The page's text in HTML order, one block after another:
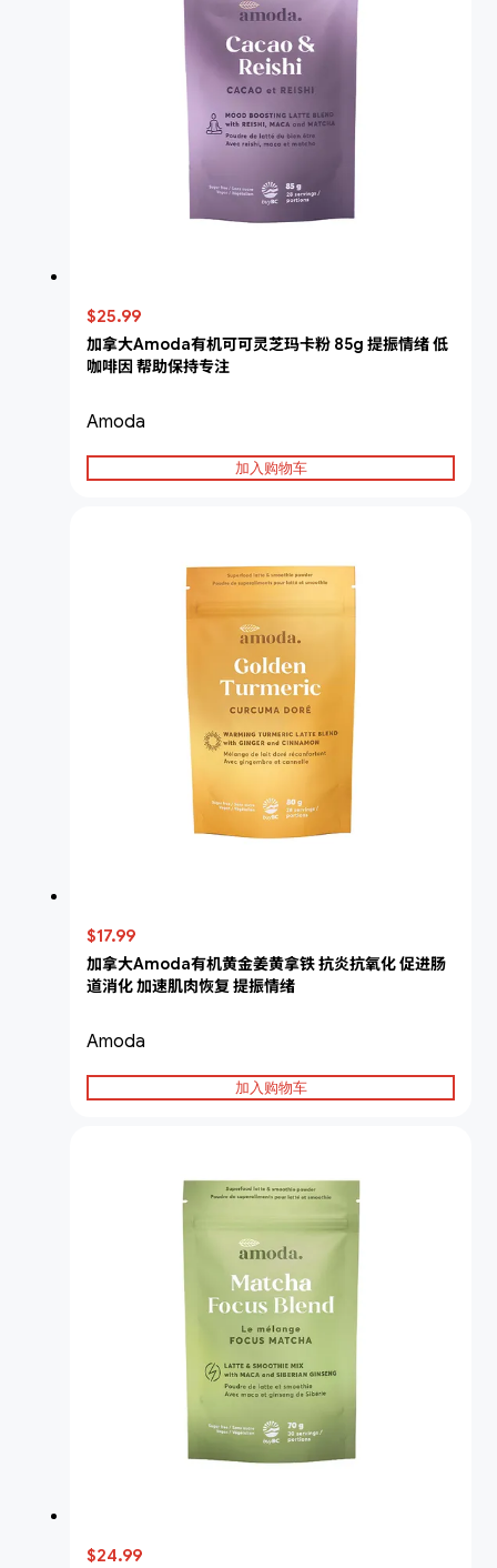
$25.99
加拿大Amoda有机可可灵芝玛卡粉 85g 提振情绪 低
咖啡因 帮助保持专注
Amoda
加入购物车
$17.99
加拿大Amoda有机黄金姜黄拿铁 抗炎抗氧化 促进肠
道消化 加速肌肉恢复 提振情绪
Amoda
加入购物车
$24.99